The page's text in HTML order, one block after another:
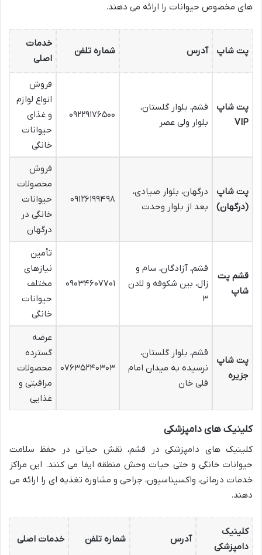
های مخصوص حیوانات را ارائه می دهند.
پت شاپ آدرس شماره تلفن
خدمات
اصلی
پت شاپ
VIP
قشم، بلوار گلستان،
بلوار ولی عصر
۰۹۲۲۹۱۷۶۵۰۰
فروش
انواع لوازم
و غذای
حیوانات
خانگی
پت شاپ
(درگهان)
درگهان، بلوار صیادی،
بعد از بلوار وحدت
۰۹۱۲۶۱۹۹۴۹۸
فروش
محصولات
حیوانات
خانگی در
درگهان
قشم پت
شاپ
قشم، آزادگان، سام و
زال، بین شکوفه و لادن
۳
۰۹۰۳۴۶۰۷۷۰۱
تأمین
نیازهای
مختلف
حیوانات
خانگی
پت شاپ
جزیره
قشم، بلوار گلستان،
نرسیده به میدان امام
قلی خان
۰۷۶۳۵۲۴۰۳۰۳
عرضه
گسترده
محصولات
مراقبتی و
غذایی
کلینیک های دامپزشکی
کلینیک های دامپزشکی در قشم، نقش حیاتی در حفظ سلامت
حیوانات خانگی و حتی حیات وحش منطقه ایفا می کنند. این مراکز
خدمات درمانی، واکسیناسیون، جراحی و مشاوره تغذیه ای را ارائه می
دهند.
کلینیک
دامپزشکی
آدرس شماره تلفن خدمات اصلی